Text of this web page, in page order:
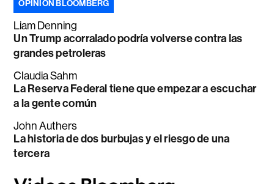
OPINIÓN BLOOMBERG
Liam Denning
Un Trump acorralado podría volverse contra las
grandes petroleras
Claudia Sahm
La Reserva Federal tiene que empezar a escuchar
a la gente común
John Authers
La historia de dos burbujas y el riesgo de una
tercera